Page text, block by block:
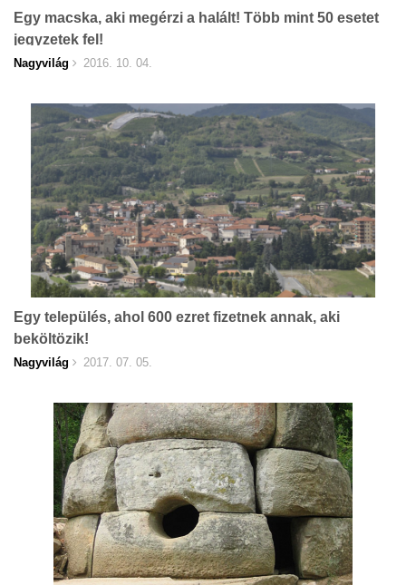
Egy macska, aki megérzi a halált! Több mint 50 esetet
jegyzetek fel!
Nagyvilág 2016. 10. 04.
Egy település, ahol 600 ezret fizetnek annak, aki
beköltözik!
Nagyvilág 2017. 07. 05.